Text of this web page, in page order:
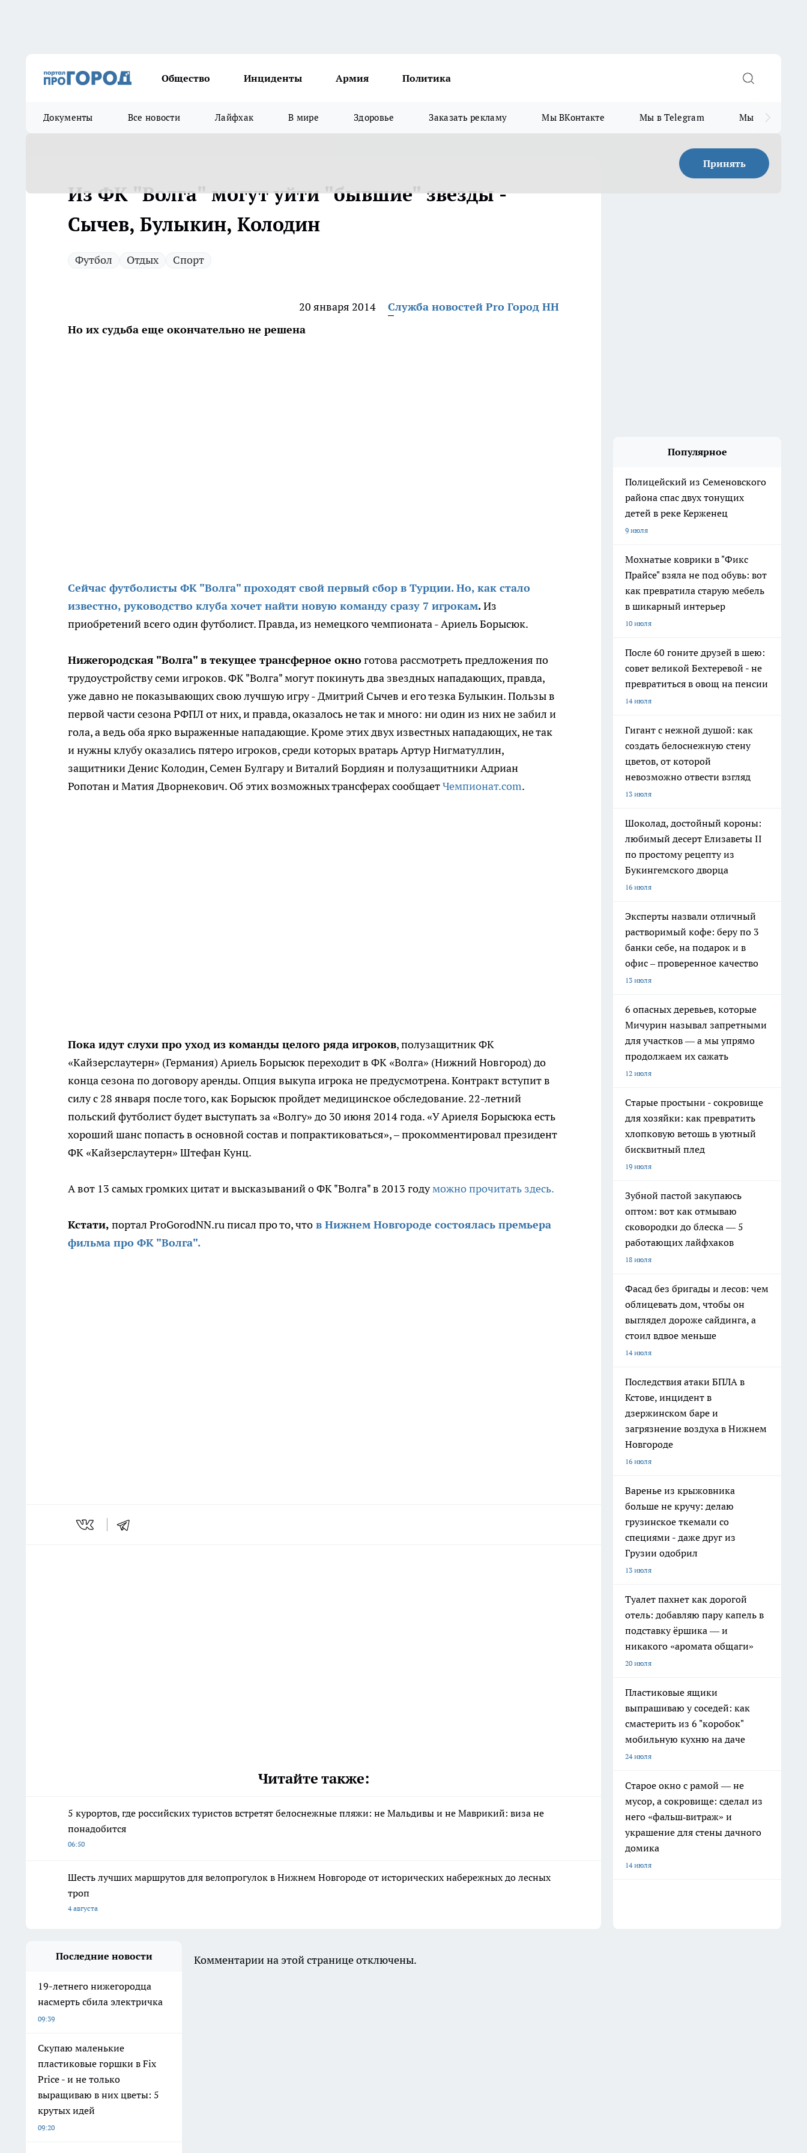
Общество Инциденты Армия Политика
Документы Все новости Лайфхак В мире Здоровье Заказать рекламу Мы ВКонтакте Мы в Telegram Мы в MAX
Принять
Из ФК "Волга" могут уйти "бывшие" звезды -
Сычев, Булыкин, Колодин
Футбол Отдых Спорт
20 января 2014
Служба новостей Pro Город НН
Но их судьба еще окончательно не решена
Сейчас футболисты ФК "Волга" проходят свой первый сбор в Турции. Но, как стало
известно, руководство клуба хочет найти новую команду сразу 7 игрокам.Из
приобретений всего один футболист. Правда, из немецкого чемпионата - Ариель Борысюк.
Нижегородская "Волга" в текущее трансферное окноготова рассмотреть предложения по
трудоустройству семи игроков. ФК "Волга" могут покинуть два звездных нападающих, правда,
уже давно не показывающих свою лучшую игру - Дмитрий Сычев и его тезка Булыкин. Пользы в
первой части сезона РФПЛ от них, и правда, оказалось не так и много: ни один из них не забил и
гола, а ведь оба ярко выраженные нападающие. Кроме этих двух известных нападающих, не так
и нужны клубу оказались пятеро игроков, среди которых вратарь Артур Нигматуллин,
защитники Денис Колодин, Семен Булгару и Виталий Бордиян и полузащитники Адриан
Ропотан и Матия Дворнекович. Об этих возможных трансферах сообщаетЧемпионат.com.
Пока идут слухи про уход из команды целого ряда игроков, полузащитник ФК
«Кайзерслаутерн» (Германия) Ариель Борысюк переходит в ФК «Волга» (Нижний Новгород) до
конца сезона по договору аренды. Опция выкупа игрока не предусмотрена. Контракт вступит в
силу с 28 января после того, как Борысюк пройдет медицинское обследование. 22-летний
польский футболист будет выступать за «Волгу» до 30 июня 2014 года. «У Ариеля Борысюка есть
хороший шанс попасть в основной состав и попрактиковаться», ‒ прокомментировал президент
ФК «Кайзерслаутерн» Штефан Кунц.
А вот 13 самых громких цитат и высказываний о ФК "Волга" в 2013 годуможно прочитать здесь.
Кстати, портал ProGorodNN.ru писал про то, что в Нижнем Новгороде состоялась премьера
фильма про ФК "Волга".
Читайте также:
5 курортов, где российских туристов встретят белоснежные пляжи: не Мальдивы и не Маврикий: виза не
понадобится
06:50
Шесть лучших маршрутов для велопрогулок в Нижнем Новгороде от исторических набережных до лесных
троп
4 августа
Популярное
Полицейский из Семеновского
района спас двух тонущих
детей в реке Керженец
9 июля
Мохнатые коврики в "Фикс
Прайсе" взяла не под обувь: вот
как превратила старую мебель
в шикарный интерьер
10 июля
После 60 гоните друзей в шею:
совет великой Бехтеревой - не
превратиться в овощ на пенсии
14 июля
Гигант с нежной душой: как
создать белоснежную стену
цветов, от которой
невозможно отвести взгляд
13 июля
Шоколад, достойный короны:
любимый десерт Елизаветы II
по простому рецепту из
Букингемского дворца
16 июля
Эксперты назвали отличный
растворимый кофе: беру по 3
банки себе, на подарок и в
офис – проверенное качество
13 июля
6 опасных деревьев, которые
Мичурин называл запретными
для участков — а мы упрямо
продолжаем их сажать
12 июля
Старые простыни - сокровище
для хозяйки: как превратить
хлопковую ветошь в уютный
бисквитный плед
19 июля
Зубной пастой закупаюсь
оптом: вот как отмываю
сковородки до блеска — 5
работающих лайфхаков
18 июля
Фасад без бригады и лесов: чем
облицевать дом, чтобы он
выглядел дороже сайдинга, а
стоил вдвое меньше
14 июля
Последствия атаки БПЛА в
Кстове, инцидент в
дзержинском баре и
загрязнение воздуха в Нижнем
Новгороде
16 июля
Варенье из крыжовника
больше не кручу: делаю
грузинское ткемали со
специями - даже друг из
Грузии одобрил
13 июля
Туалет пахнет как дорогой
отель: добавляю пару капель в
подставку ёршика — и
никакого «аромата общаги»
20 июля
Пластиковые ящики
выпрашиваю у соседей: как
смастерить из 6 "коробок"
мобильную кухню на даче
24 июля
Старое окно с рамой — не
мусор, а сокровище: сделал из
него «фальш‑витраж» и
украшение для стены дачного
домика
14 июля
Последние новости
19-летнего нижегородца
насмерть сбила электричка
09:39
Скупаю маленькие
пластиковые горшки в Fix
Price - и не только
выращиваю в них цветы: 5
крутых идей
09:20
Комментарии на этой странице отключены.